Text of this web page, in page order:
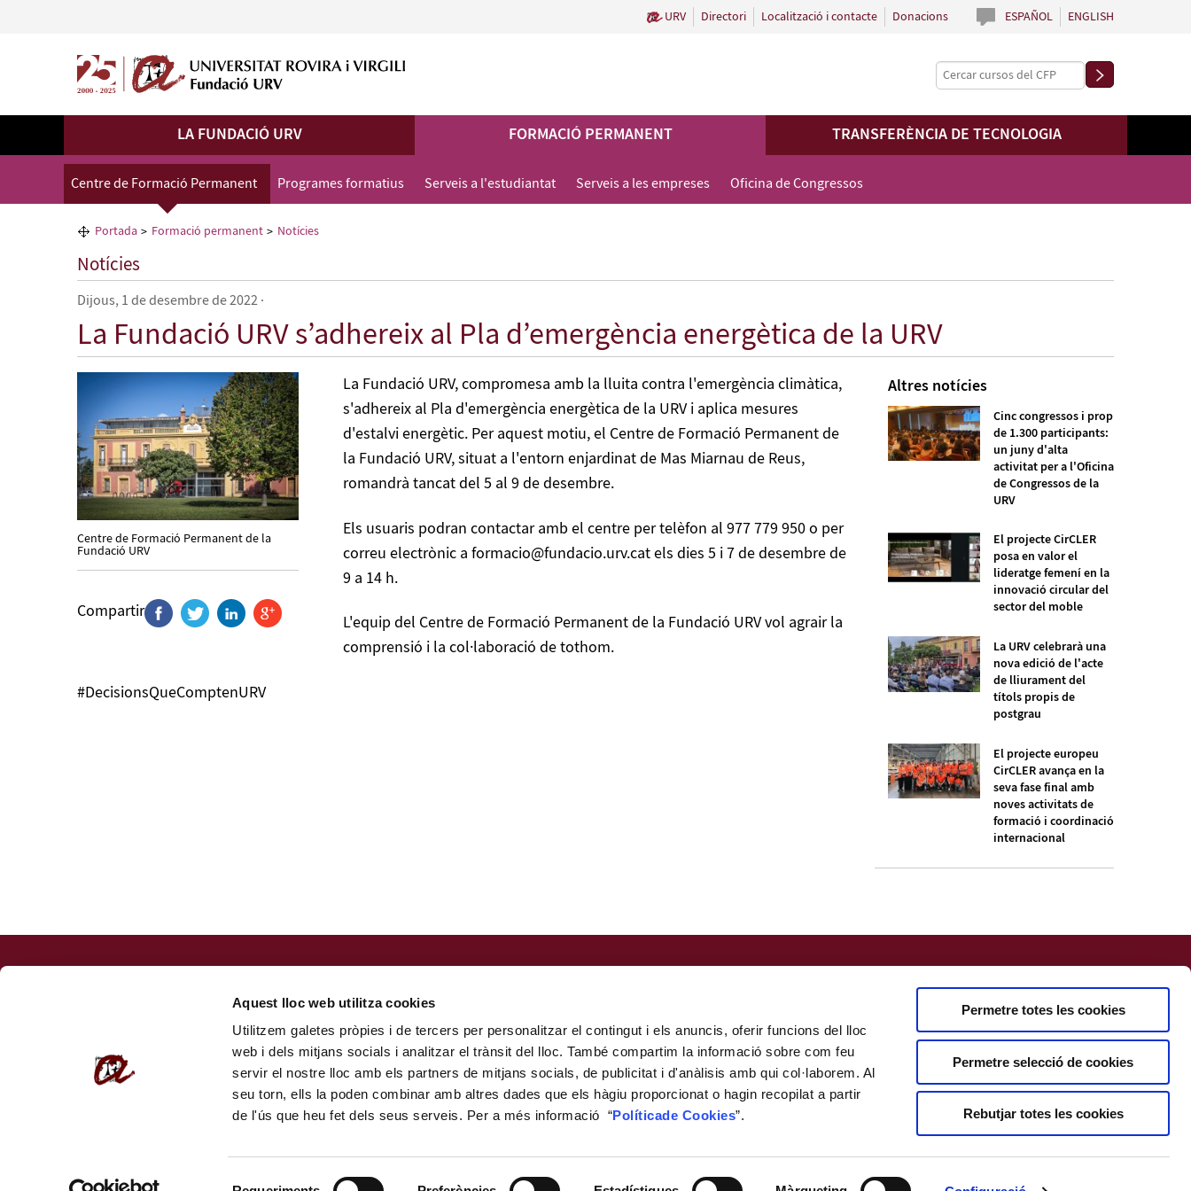
Aquest lloc web utilitza cookies
Utilitzem galetes pròpies i de tercers per personalitzar el contingut i els anuncis, oferir funcions del lloc
web i dels mitjans socials i analitzar el trànsit del lloc. També compartim la informació sobre com feu
servir el nostre lloc amb els partners de mitjans socials, de publicitat i d'anàlisis amb qui col·laborem. Al
seu torn, ells la poden combinar amb altres dades que els hàgiu proporcionat o hagin recopilat a partir
de l'ús que heu fet dels seus serveis. Per a més informació “Políticade Cookies”.
Permetre totes les cookies
Permetre selecció de cookies
Rebutjar totes les cookies
ESPAÑOL ENGLISH
URV Directori Localització i contacte Donacions
LA FUNDACIÓ URV FORMACIÓ PERMANENT TRANSFERÈNCIA DE TECNOLOGIA
Centre de Formació Permanent Programes formatius Serveis a l'estudiantat Serveis a les empreses Oficina de Congressos
Portada Formació permanent Notícies
Notícies
Dijous, 1 de desembre de 2022·
La Fundació URV s’adhereix al Pla d’emergència energètica de la URV
Centre de Formació Permanent de la
Fundació URV
Compartir
La Fundació URV, compromesa amb la lluita contra l'emergència climàtica,
s'adhereix al Pla d'emergència energètica de la URV i aplica mesures
d'estalvi energètic. Per aquest motiu, el Centre de Formació Permanent de
la Fundació URV, situat a l'entorn enjardinat de Mas Miarnau de Reus,
romandrà tancat del 5 al 9 de desembre.
Els usuaris podran contactar amb el centre per telèfon al 977 779 950 o per
correu electrònic a formacio@fundacio.urv.cat els dies 5 i 7 de desembre de
9 a 14 h.
L'equip del Centre de Formació Permanent de la Fundació URV vol agrair la
comprensió i la col·laboració de tothom.
#DecisionsQueComptenURV
Altres notícies
Cinc congressos i prop
de 1.300 participants:
un juny d'alta
activitat per a l'Oficina
de Congressos de la
URV
El projecte CirCLER
posa en valor el
lideratge femení en la
innovació circular del
sector del moble
La URV celebrarà una
nova edició de l'acte
de lliurament del
títols propis de
postgrau
El projecte europeu
CirCLER avança en la
seva fase final amb
noves activitats de
formació i coordinació
internacional
Centre de Formació Permanent
formacio@fundacio.urv.cat
Portal de la Transparència
Canal de denúncia
Política de cookies
Mapa web